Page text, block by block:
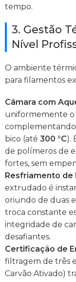
tempo.
3. Gestão
Nível
O ambiente
para filamentos
Câmara com
uniformemente o
complementando
bico (até 300 °C).
de polímeros de
fortes, sem
Resfriamento de
extrudado é
oriundo de duas
troca constante
integridade de
desafiantes.
Certificação de
filtragem de três
Carvão Ativado)